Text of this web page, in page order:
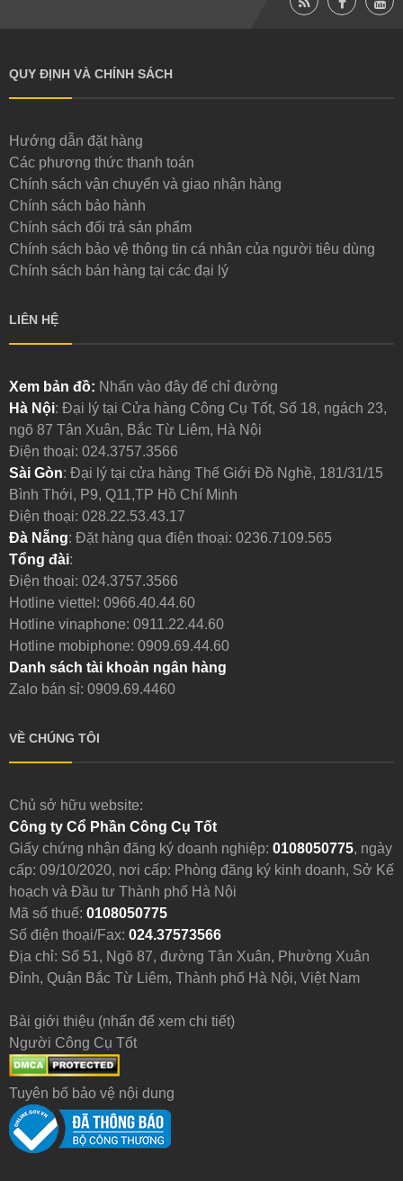
QUY ĐỊNH VÀ CHÍNH SÁCH
Hướng dẫn đặt hàng
Các phương thức thanh toán
Chính sách vận chuyển và giao nhận hàng
Chính sách bảo hành
Chính sách đổi trả sản phẩm
Chính sách bảo vệ thông tin cá nhân của người tiêu dùng
Chính sách bán hàng tại các đại lý
LIÊN HỆ
Xem bản đồ: Nhấn vào đây để chỉ đường
Hà Nội: Đại lý tại Cửa hàng Công Cụ Tốt, Số 18, ngách 23,
ngõ 87 Tân Xuân, Bắc Từ Liêm, Hà Nội
Điện thoại: 024.3757.3566
Sài Gòn: Đại lý tại cửa hàng Thế Giới Đồ Nghề, 181/31/15
Bình Thới, P9, Q11,TP Hồ Chí Minh
Điện thoại: 028.22.53.43.17
Đà Nẵng: Đặt hàng qua điện thoại: 0236.7109.565
Tổng đài:
Điện thoại: 024.3757.3566
Hotline viettel: 0966.40.44.60
Hotline vinaphone: 0911.22.44.60
Hotline mobiphone: 0909.69.44.60
Danh sách tài khoản ngân hàng
Zalo bán sỉ: 0909.69.4460
VỀ CHÚNG TÔI
Chủ sở hữu website:
Công ty Cổ Phần Công Cụ Tốt
Giấy chứng nhận đăng ký doanh nghiệp: 0108050775, ngày
cấp: 09/10/2020, nơi cấp: Phòng đăng ký kinh doanh, Sở Kế
hoạch và Đầu tư Thành phố Hà Nội
Mã số thuế: 0108050775
Số điện thoại/Fax: 024.37573566
Địa chỉ: Số 51, Ngõ 87, đường Tân Xuân, Phường Xuân
Đỉnh, Quận Bắc Từ Liêm, Thành phố Hà Nội, Việt Nam
Bài giới thiệu (nhấn để xem chi tiết)
Người Công Cụ Tốt
Tuyên bố bảo vệ nội dung